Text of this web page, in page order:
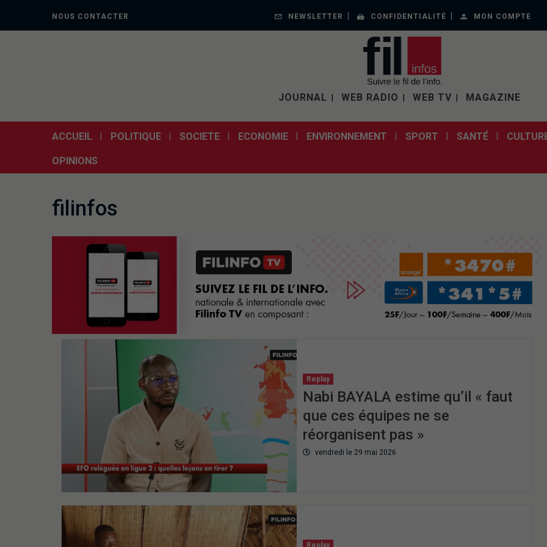
NOUS CONTACTER NEWSLETTER CONFIDENTIALITÉ MON COMPTE
JOURNAL WEB RADIO WEB TV MAGAZINE
ACCUEIL POLITIQUE SOCIETE ECONOMIE ENVIRONNEMENT SPORT SANTÉ
OPINIONS
filinfos
Replay
Nabi BAYALA estime qu’il « faut
que ces équipes ne se
réorganisent pas »
vendredi le 29 mai 2026